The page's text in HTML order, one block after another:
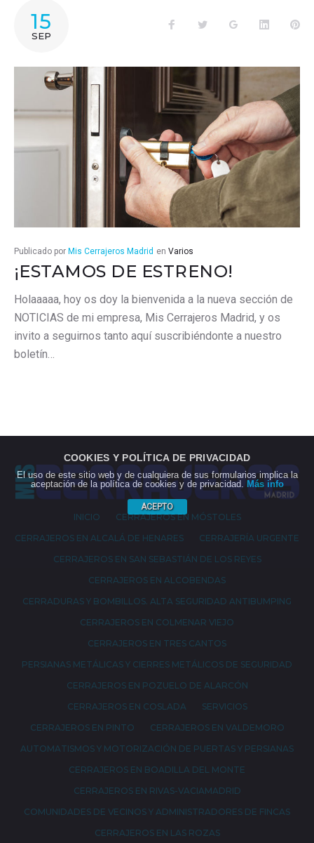
15
SEP
FacebookTwitter Google+ LinkedIn
Publicado por Mis Cerrajeros Madrid en Varios
¡ESTAMOS DE ESTRENO!
Holaaaaa, hoy os doy la bienvenida a la nueva sección de
NOTICIAS de mi empresa, Mis Cerrajeros Madrid, y os
invito a seguirnos tanto aquí suscribiéndonte a nuestro
boletín…
INICIO
CERRAJEROS EN MÓSTOLES
CERRAJEROS EN ALCALÁ DE HENARES
CERRAJERÍA URGENTE
CERRAJEROS EN SAN SEBASTIÁN DE LOS REYES
CERRAJEROS EN ALCOBENDAS
CERRADURAS Y BOMBILLOS. ALTA SEGURIDAD ANTIBUMPING
CERRAJEROS EN COLMENAR VIEJO
CERRAJEROS EN TRES CANTOS
PERSIANAS METÁLICAS Y CIERRES METÁLICOS DE SEGURIDAD
CERRAJEROS EN POZUELO DE ALARCÓN
CERRAJEROS EN COSLADA
SERVICIOS
CERRAJEROS EN PINTO
CERRAJEROS EN VALDEMORO
AUTOMATISMOS Y MOTORIZACIÓN DE PUERTAS Y PERSIANAS
CERRAJEROS EN BOADILLA DEL MONTE
CERRAJEROS EN RIVAS-VACIAMADRID
COMUNIDADES DE VECINOS Y ADMINISTRADORES DE FINCAS
CERRAJEROS EN LAS ROZAS
COOKIES Y POLÍTICA DE PRIVACIDAD
El uso de este sitio web y de cualquiera de sus formularios implica la
aceptación de la política de cookies y de privacidad.
Más info
ACEPTO